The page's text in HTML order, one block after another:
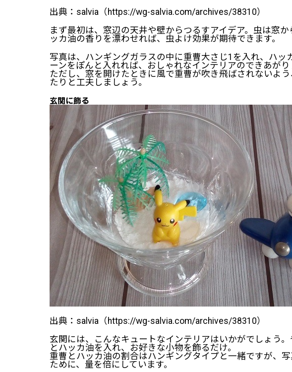
出典：salvia（https://wg-salvia.com/archives/38310）
まず最初は、窓辺の天井や壁からつるすアイデア。虫は窓
ッカ油の香りを漂わせれば、虫よけ効果が期待できます。
写真は、ハンギングガラスの中に重曹大さじ1を入れ、ハッ
ーンをぽんと入れれば、おしゃれなインテリアのできあが
ただし、窓を開けたときに風で重曹が吹き飛ばされないよ
たりと工夫しましょう。
玄関に飾る
出典：salvia（https://wg-salvia.com/archives/38310）
玄関には、こんなキュートなインテリアはいかがでしょう
とハッカ油を入れ、お好きな小物を飾るだけ。
重曹とハッカ油の割合はハンギングタイプと一緒ですが、
ために、量を倍にしています。